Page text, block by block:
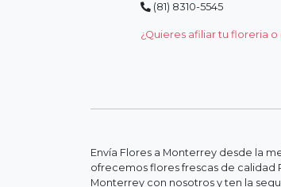
(81) 8310-5545
¿Quieres afiliar tu floreria
Envía Flores a Monterrey desde la
ofrecemos flores frescas de calidad
Monterrey con nosotros y ten la